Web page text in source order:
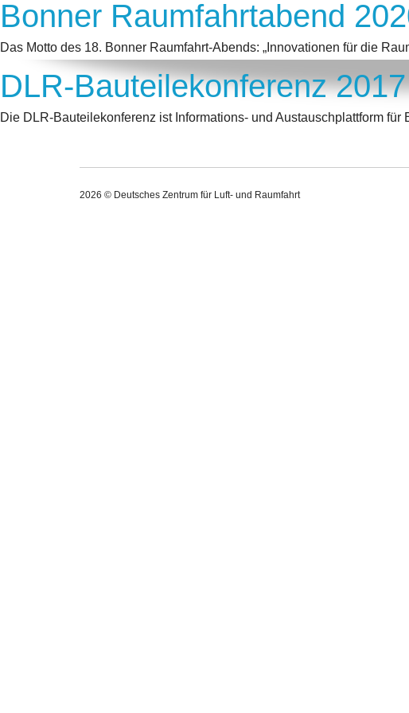
Bonner Raumfahrtabend
Das Motto des 18. Bonner Raumfahrt-Abends: „Innovationen für die
DLR-Bauteilekonferenz 2017
Die DLR-Bauteilekonferenz ist Informations- und Austauschplattform
2026 © Deutsches Zentrum für Luft- und Raumfahrt